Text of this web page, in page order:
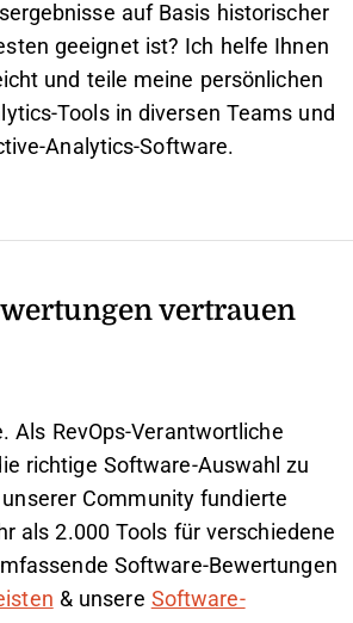
auf Basis historischer
geeignet ist? Ich helfe Ihnen
und teile meine persönlichen
Tools in diversen Teams und
Analytics-Software.
vertrauen
Als RevOps-Verantwortliche
richtige Software-Auswahl zu
Community fundierte
als 2.000 Tools für verschiedene
Software-Bewertungen
& unsere Software-